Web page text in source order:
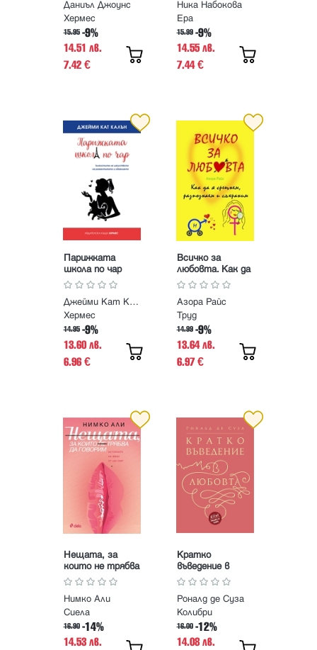
Даниъл Джоунс
Хермес
15.95 -9%
14.51 лв.
7.42 €
Ника Набокова
Ера
15.99 -9%
14.55 лв.
7.44€
Парижката
школа по чар
Джейми Кат Калън
Хермес
14.95 -9%
13.60 лв.
6.96 €
Всичко за
любовта. Как да
я срещнем,
разпознаем и
съхраним
Азора Райс
Труд
14.99 -9%
13.64 лв.
6.97€
Нещата, за
които не трябва
да говорим
Нимко Али
Сиела
16.90 -14%
14.53 лв.
Кратко
въведение в
любовта
Роналд де Суза
Колибри
16.00 -12%
14.08 лв.